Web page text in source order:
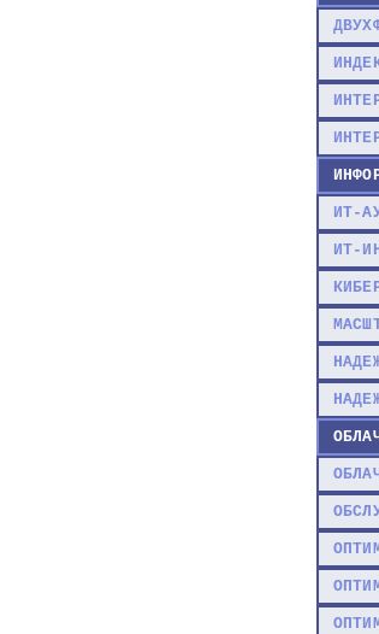
ИТ-
ИТ-